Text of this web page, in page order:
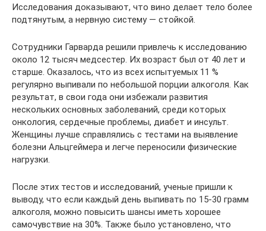
Исследования доказывают, что вино делает тело более
подтянутым, а нервную систему — стойкой.
Сотрудники Гарварда решили привлечь к исследованию
около 12 тысяч медсестер. Их возраст был от 40 лет и
старше. Оказалось, что из всех испытуемых 11 %
регулярно выпивали по небольшой порции алкоголя. Как
результат, в свои года они избежали развития
нескольких основных заболеваний, среди которых
онкология, сердечные проблемы, диабет и инсульт.
Женщины лучше справлялись с тестами на выявление
болезни Альцгеймера и легче переносили физические
нагрузки.
После этих тестов и исследований, ученые пришли к
выводу, что если каждый день выпивать по 15-30 грамм
алкоголя, можно повысить шансы иметь хорошее
самочувствие на 30%. Также было установлено, что